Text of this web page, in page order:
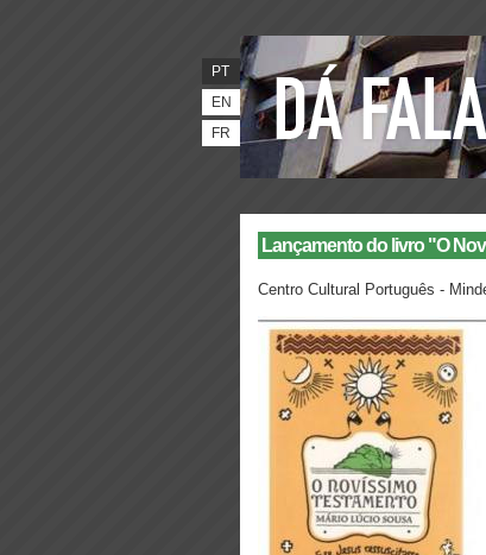
PT
EN
FR
Lançamento do livro "O
Centro Cultural Português -